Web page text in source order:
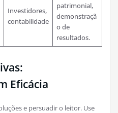
Investidores,
contabilidade
patrimonial,
demonstraçã
o de
resultados.
Eficácia
e persuadir o leitor. Use